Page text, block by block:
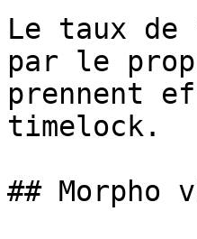
Le taux
par le
prennent
timelock.
## Morpho